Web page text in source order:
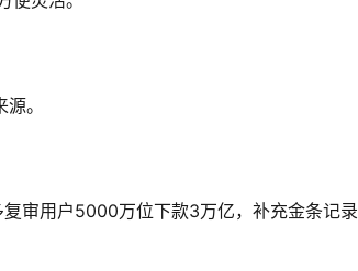
。
审用户5000万位下款3万亿，补充金条记录